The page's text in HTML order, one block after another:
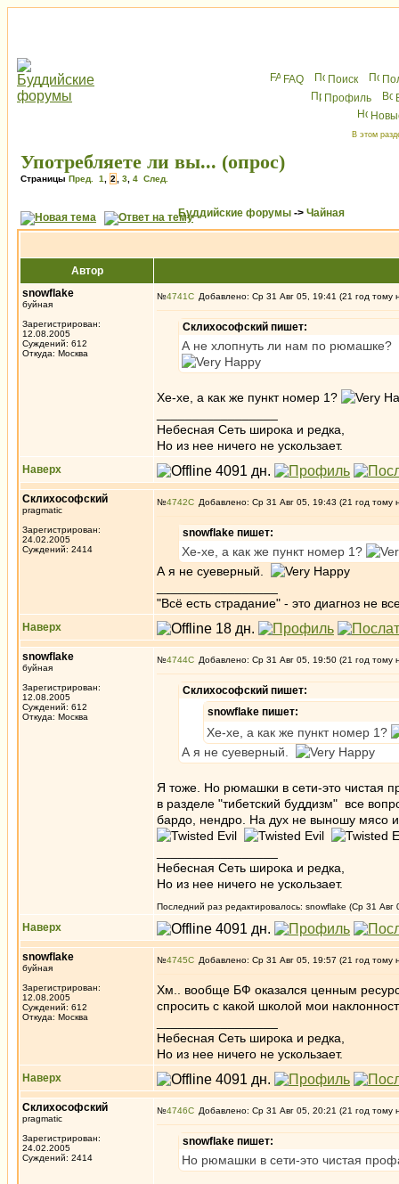
FAQ Поиск
Профиль
В этом
Употребляете ли вы... (опрос)
Страницы Пред. 1 2 3 4 След.
Буддийские форумы -> Чайная
Автор
snowflake
буйная
Зарегистрирован:
12.08.2005
Суждений: 612
Откуда: Москва
№4741 Добавлено: Ср 31 Авг 05, 19:41 (21 год тому
Склихософский пишет:
А не хлопнуть ли нам по рюмашке?
Хе-хе, а как же пункт номер 1?
Небесная Сеть широка и редка,
Но из нее ничего не ускользает.
Наверх
Склихософский
pragmatic
Зарегистрирован:
24.02.2005
Суждений: 2414
№4742 Добавлено: Ср 31 Авг 05, 19:43 (21 год тому
snowflake пишет:
Хе-хе, а как же пункт номер 1?
А я не суеверный.
"Всё есть страдание" - это диагноз не
Наверх
snowflake
буйная
Зарегистрирован:
12.08.2005
Суждений: 612
Откуда: Москва
№4744 Добавлено: Ср 31 Авг 05, 19:50 (21 год тому
Склихософский пишет:
snowflake пишет:
Хе-хе, а как же пункт номер 1?
А я не суеверный.
Я тоже. Но рюмашки в сети-это чистая
в разделе "тибетский буддизм" все
бардо, нендро. На дух не выношу мясо
Небесная Сеть широка и редка,
Но из нее ничего не ускользает.
Последний раз редактировалось: snowflake (Ср 31 Авг
Наверх
snowflake
буйная
Зарегистрирован:
12.08.2005
Суждений: 612
Откуда: Москва
№4745 Добавлено: Ср 31 Авг 05, 19:57 (21 год тому
Хм.. вообще БФ оказался ценным
спросить с какой школой мои
Небесная Сеть широка и редка,
Но из нее ничего не ускользает.
Наверх
Склихософский
pragmatic
Зарегистрирован:
24.02.2005
Суждений: 2414
№4746 Добавлено: Ср 31 Авг 05, 20:21 (21 год тому
snowflake пишет:
Но рюмашки в сети-это чистая